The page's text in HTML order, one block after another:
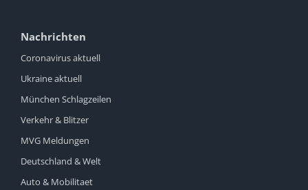
Nachrichten
Coronavirus aktuell
Ukraine aktuell
München Schlagzeilen
Verkehr & Blitzer
MVG Meldungen
Deutschland & Welt
Auto & Mobilitaet